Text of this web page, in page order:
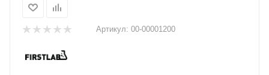
Артикул: 00-00001200